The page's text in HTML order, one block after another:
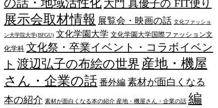
大門 真優子の FIT便り
展示会取材情報 展覧会・映画の話 文化ファッショ
ン大学院大学(BFGU) 文化学園大学 文化学園大学国際ファッション文
化学科 文化祭・卒業イベント・コラボイベン
ト 渡辺弘子の布絵の世界 産地・機屋
さん・企業の話 番外編 素材が面白くなる
本の紹介 素材が面白くなる本の紹介 産地・機屋さん・企業の話 編